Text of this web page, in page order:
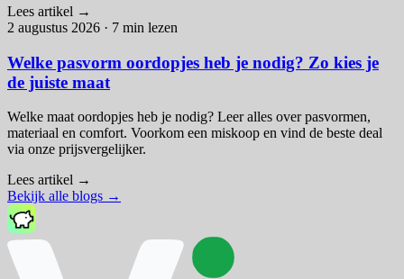
Lees artikel →
2 augustus 2026 · 7 min lezen
Welke pasvorm oordopjes heb je nodig? Zo kies je
de juiste maat
Welke maat oordopjes heb je nodig? Leer alles over pasvormen,
materiaal en comfort. Voorkom een miskoop en vind de beste deal
via onze prijsvergelijker.
Lees artikel →
Bekijk alle blogs →